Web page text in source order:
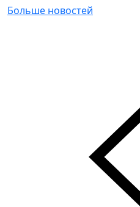
Больше новостей